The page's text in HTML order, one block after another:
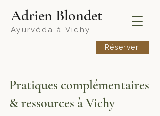
​Adrien Blondet
Ayurvéda à Vichy
Réserver
Pratiques complémentaires
& ressources à Vichy